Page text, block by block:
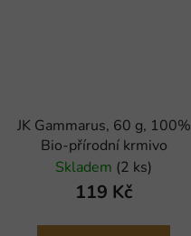
JK Gammarus, 60 g, 100%
Bio-přírodní krmivo
Skladem (2 ks)
119 Kč